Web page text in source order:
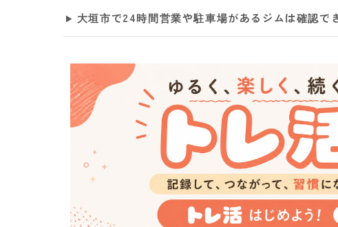
大垣市で24時間営業や駐車場があるジムは確認で